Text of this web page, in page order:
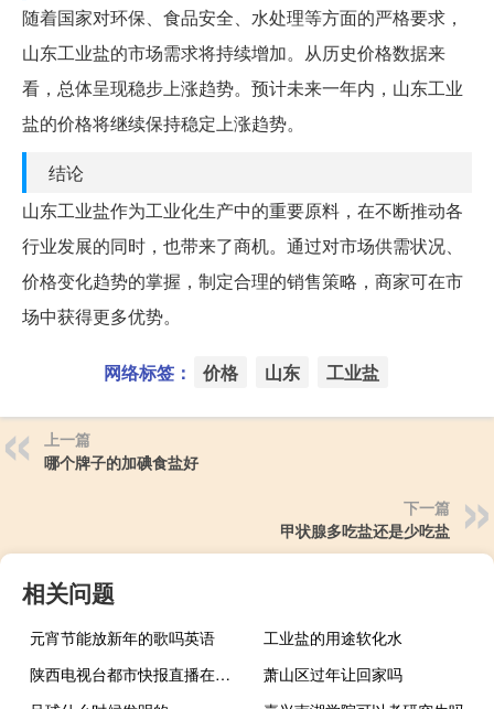
随着国家对环保、食品安全、水处理等方面的严格要求，
山东工业盐的市场需求将持续增加。从历史价格数据来
看，总体呈现稳步上涨趋势。预计未来一年内，山东工业
盐的价格将继续保持稳定上涨趋势。
结论
山东工业盐作为工业化生产中的重要原料，在不断推动各
行业发展的同时，也带来了商机。通过对市场供需状况、
价格变化趋势的掌握，制定合理的销售策略，商家可在市
场中获得更多优势。
网络标签： 价格 山东 工业盐
上一篇
哪个牌子的加碘食盐好
下一篇
甲状腺多吃盐还是少吃盐
相关问题
元宵节能放新年的歌吗英语
工业盐的用途软化水
陕西电视台都市快报直播在线观看（陕西2套都市快报直播）
萧山区过年让回家吗